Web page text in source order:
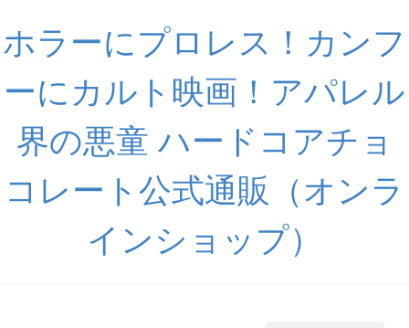
ホラーにプロレス！カンフ
ーにカルト映画！アパレル
界の悪童 ハードコアチョ
コレート公式通販（オンラ
インショップ）